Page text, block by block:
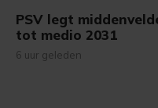
PSV legt
tot medio 2031
6 uur geleden